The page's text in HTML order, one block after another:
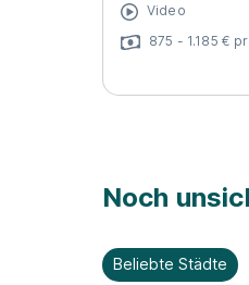
Video
875 - 1.185 €
Noch
Beliebte Städte